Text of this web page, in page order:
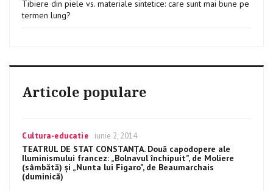
Tibiere din piele vs. materiale sintetice: care sunt mai bune pe
termen lung?
Articole populare
Categories
Cultura-educatie
Posted
on
iunie 2, 2014
TEATRUL DE STAT CONSTANŢA. Două capodopere ale
Iluminismului francez: „Bolnavul închipuit”, de Moliere
(sâmbătă) şi „Nunta lui Figaro”, de Beaumarchais
(duminică)